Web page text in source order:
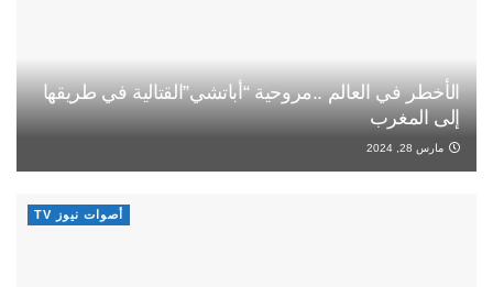
الأخطر في العالم ..مروحية “أباتشي”القتالية في طريقها
إلى المغرب
مارس 28, 2024
أصوات نيوز TV